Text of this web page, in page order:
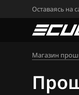
Оставаясь на
Магазин